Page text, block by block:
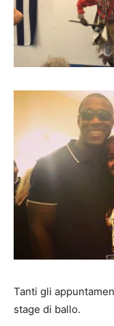
Tanti gli
stage di ballo.